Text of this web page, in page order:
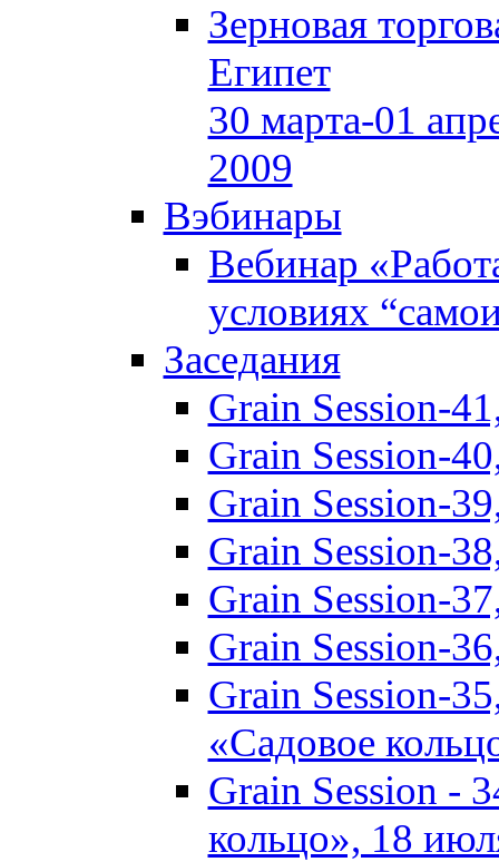
Зерновая
Египет
30 марта-01
2009
Вэбинары
Вебинар
условиях
Заседания
Grain Session-
Grain Session-
Grain Session-
Grain Session-
Grain Session-
Grain Session-
Grain Session-
«Садовое
Grain Session -
кольцо», 18